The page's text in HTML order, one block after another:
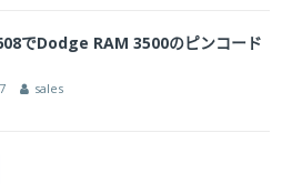
でDodge RAM 3500のピンコード
sales